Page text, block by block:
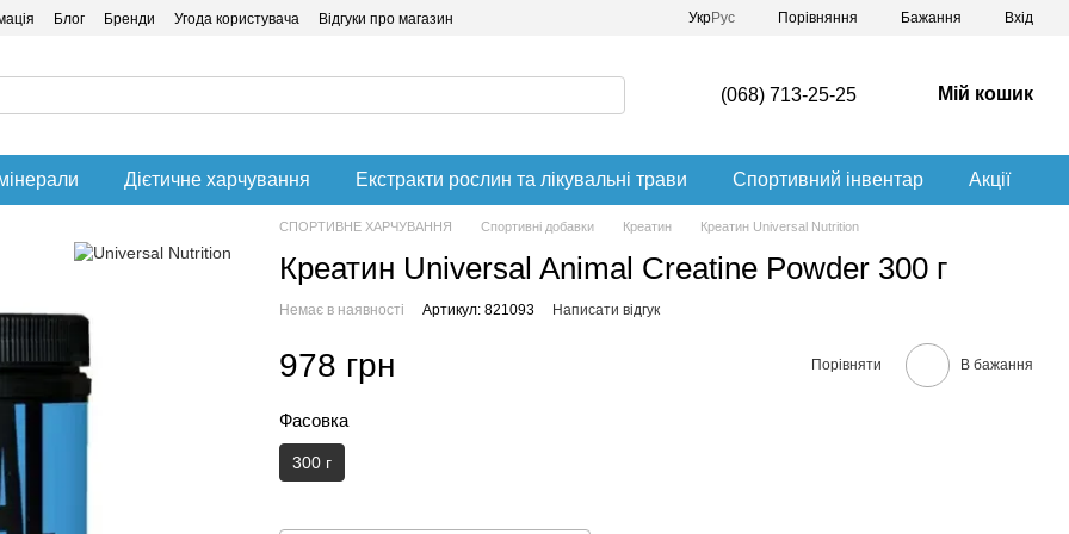
Блог Бренди Угода користувача Відгуки про магазин УкрРус Порівняння Бажання Вхід
(068) 713-25-25 Мій кошик
Дієтичне харчування Екстракти рослин та лікувальні трави Спортивний інвентар Акції
СПОРТИВНЕ ХАРЧУВАННЯ Спортивні добавки Креатин Креатин Universal Nutrition
Креатин Universal Animal Creatine Powder 300 г
Немає в наявності Артикул: 821093 Написати відгук
978 грн Порівняти В бажання
Фасовка
300 г